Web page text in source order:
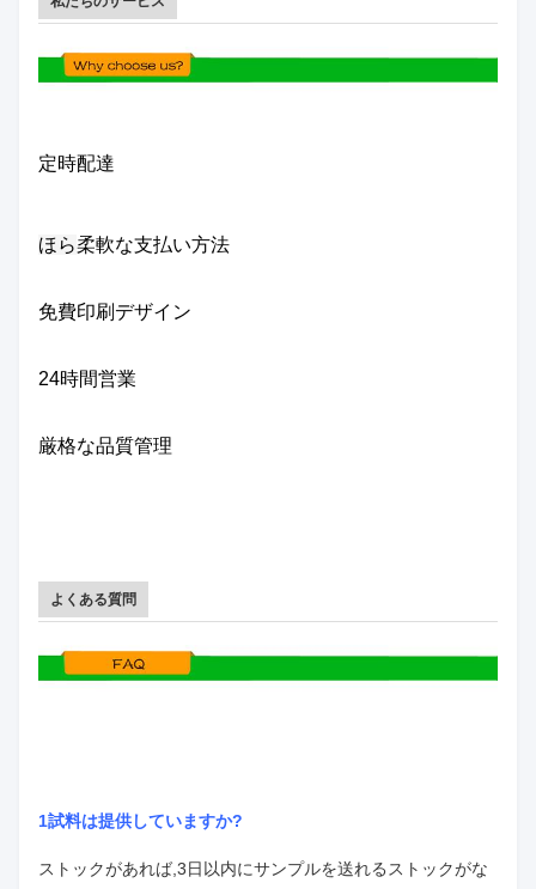
定時配達
ほら柔軟な支払い方法
免費印刷デザイン
24時間営業
厳格な品質管理
よくある質問
1試料は提供していますか?
ストックがあれば,3日以内にサンプルを送れるストックがな